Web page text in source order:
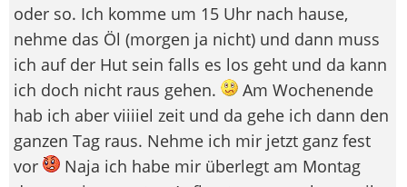
oder so. Ich komme um 15 Uhr nach hause,
nehme das Öl (morgen ja nicht) und dann muss
ich auf der Hut sein falls es los geht und da kann
ich doch nicht raus gehen.
Am Wochenende
hab ich aber viiiiel zeit und da gehe ich dann den
ganzen Tag raus. Nehme ich mir jetzt ganz fest
vor
Naja ich habe mir überlegt am Montag